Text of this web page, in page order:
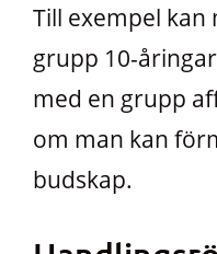
Till exempel
grupp 10-
med en grupp
om man kan
budskap.